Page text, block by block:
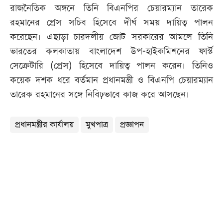
রাজনৈতিক অঙ্গনে তিনি বিএনপির চেয়ারম্যান তারেক
রহমানের প্রেস সচিব হিসেবে দীর্ঘ সময় দায়িত্ব পালন
করেছেন। এছাড়া চারদলীয় জোট সরকারের আমলে তিনি
ভারতের কলকাতায় বাংলাদেশ উপ-হাইকমিশনের ফার্স্ট
সেক্রেটারি (প্রেস) হিসেবে দায়িত্ব পালন করেন। তিনিও
কয়েক দশক ধরে বর্তমান প্রধানমন্ত্রী ও বিএনপি চেয়ারম্যান
তারেক রহমানের সঙ্গে নিবিঢ়ভাবে কাজ করে আসছেন।
প্রধানমন্ত্রীর কার্যালয় মুখপাত্র প্রজ্ঞাপন